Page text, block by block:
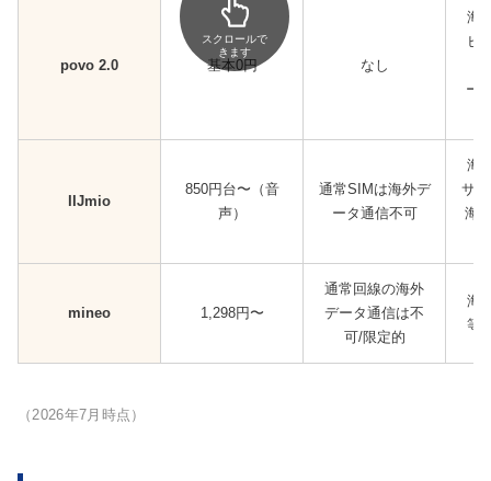
povo 2.0 基本0円 なし
海
ピ
ー
IIJmio
850円台〜（音
声）
通常SIMは海外デ
ータ通信不可
海
サ
海
mineo 1,298円〜
通常回線の海外
データ通信は不
可/限定的
海
等
スクロールで
きます
（2026年7月時点）